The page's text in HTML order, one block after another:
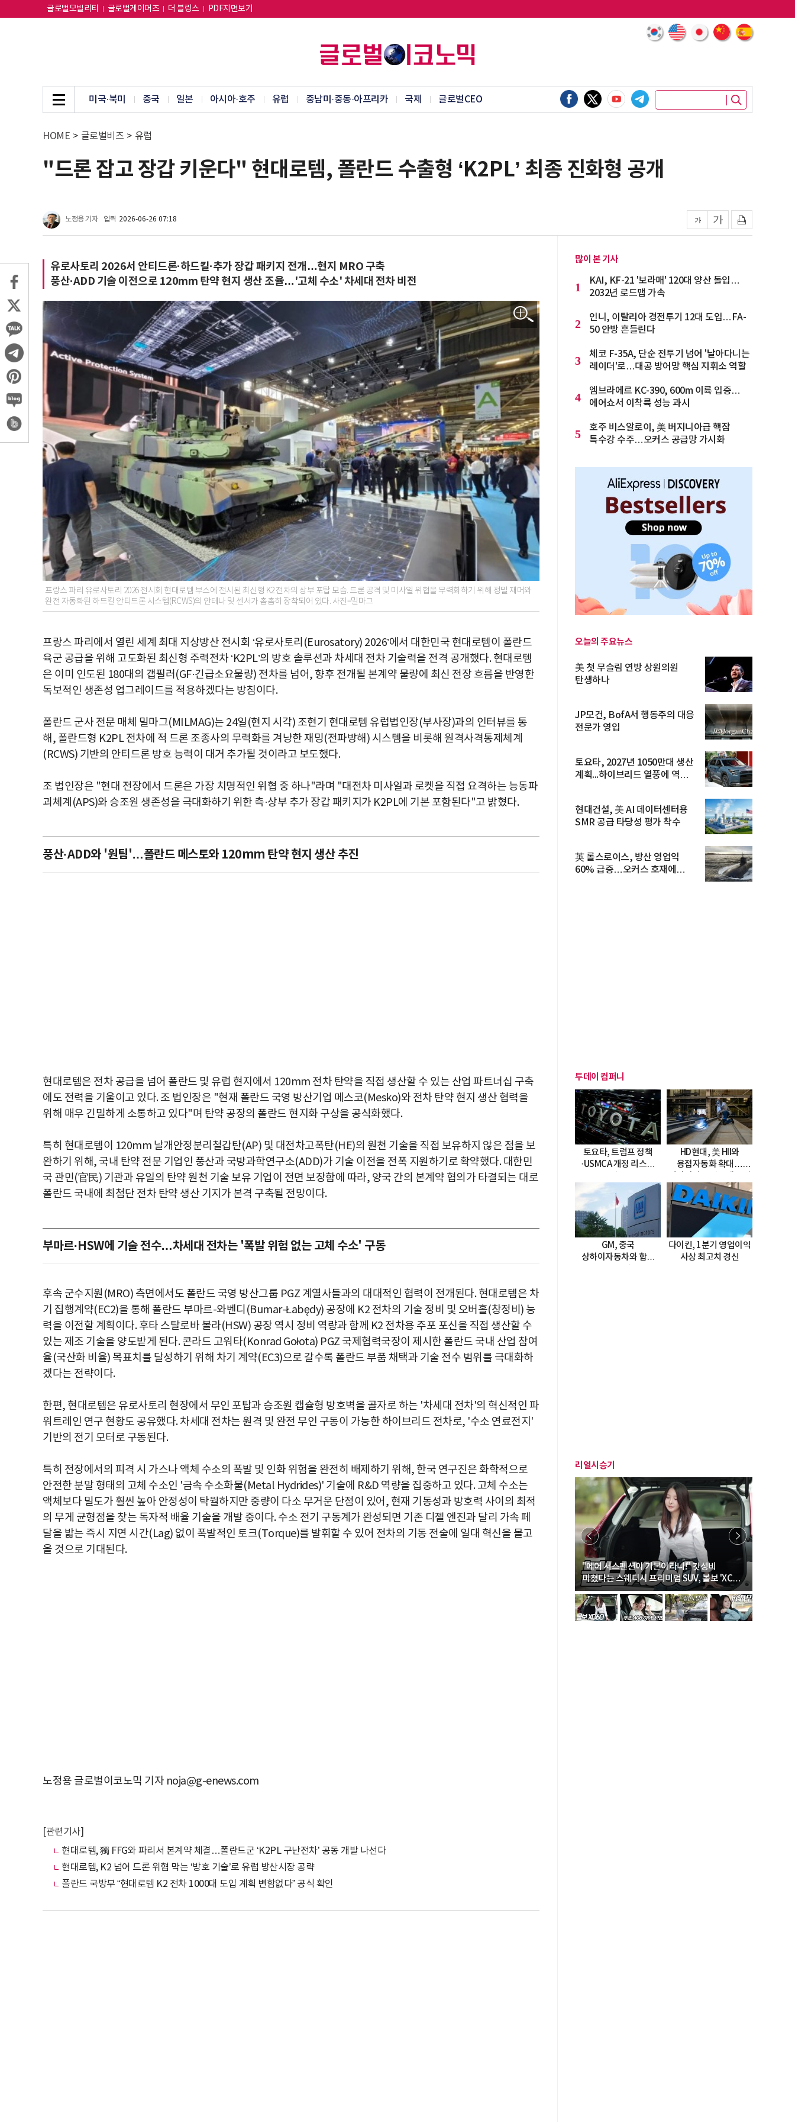
글로벌모빌리티 글로벌게이머즈 더 블링스 PDF지면보기
미국·북미 중국 일본 아시아·호주 유럽 중남미·중동·아프리카 국제 글로벌CEO
HOME > 글로벌비즈 > 유럽
"드론 잡고 장갑 키운다" 현대로템, 폴란드 수출형 ‘K2PL’ 최종 진화형 공개
노정용 기자 입력 2026-06-26 07:18
유로사토리 2026서 안티드론·하드킬·추가 장갑 패키지 전개…현지 MRO 구축
풍산·ADD 기술 이전으로 120mm 탄약 현지 생산 조율…'고체 수소' 차세대 전차 비전
프랑스 파리 유로사토리 2026 전시회 현대로템 부스에 전시된 최신형 K2 전차의 상부 포탑 모습. 드론 공격 및 미사일 위협을 무력화하기 위해 정밀 재머와
완전 자동화된 하드킬 안티드론 시스템(RCWS)의 안테나 및 센서가 촘촘히 장착되어 있다. 사진=밀마그
프랑스 파리에서 열린 세계 최대 지상방산 전시회 ‘유로사토리(Eurosatory) 2026’에서 대한민국 현대로템이 폴란드
육군 공급을 위해 고도화된 최신형 주력전차 ‘K2PL’의 방호 솔루션과 차세대 전차 기술력을 전격 공개했다. 현대로템
은 이미 인도된 180대의 갭필러(GF·긴급소요물량) 전차를 넘어, 향후 전개될 본계약 물량에 최신 전장 흐름을 반영한
독보적인 생존성 업그레이드를 적용하겠다는 방침이다.
폴란드 군사 전문 매체 밀마그(MILMAG)는 24일(현지 시각) 조현기 현대로템 유럽법인장(부사장)과의 인터뷰를 통
해, 폴란드형 K2PL 전차에 적 드론 조종사의 무력화를 겨냥한 재밍(전파방해) 시스템을 비롯해 원격사격통제체계
(RCWS) 기반의 안티드론 방호 능력이 대거 추가될 것이라고 보도했다.
조 법인장은 "현대 전장에서 드론은 가장 치명적인 위협 중 하나"라며 "대전차 미사일과 로켓을 직접 요격하는 능동파
괴체계(APS)와 승조원 생존성을 극대화하기 위한 측·상부 추가 장갑 패키지가 K2PL에 기본 포함된다"고 밝혔다.
풍산·ADD와 '원팀'…폴란드 메스토와 120mm 탄약 현지 생산 추진
현대로템은 전차 공급을 넘어 폴란드 및 유럽 현지에서 120mm 전차 탄약을 직접 생산할 수 있는 산업 파트너십 구축
에도 전력을 기울이고 있다. 조 법인장은 "현재 폴란드 국영 방산기업 메스코(Mesko)와 전차 탄약 현지 생산 협력을
위해 매우 긴밀하게 소통하고 있다"며 탄약 공장의 폴란드 현지화 구상을 공식화했다.
특히 현대로템이 120mm 날개안정분리철갑탄(AP) 및 대전차고폭탄(HE)의 원천 기술을 직접 보유하지 않은 점을 보
완하기 위해, 국내 탄약 전문 기업인 풍산과 국방과학연구소(ADD)가 기술 이전을 전폭 지원하기로 확약했다. 대한민
국 관민(官民) 기관과 유일의 탄약 원천 기술 보유 기업이 전면 보장함에 따라, 양국 간의 본계약 협의가 타결되는 대로
폴란드 국내에 최첨단 전차 탄약 생산 기지가 본격 구축될 전망이다.
부마르·HSW에 기술 전수…차세대 전차는 '폭발 위험 없는 고체 수소' 구동
후속 군수지원(MRO) 측면에서도 폴란드 국영 방산그룹 PGZ 계열사들과의 대대적인 협력이 전개된다. 현대로템은 차
기 집행계약(EC2)을 통해 폴란드 부마르-와벤디(Bumar-Łabędy) 공장에 K2 전차의 기술 정비 및 오버홀(창정비) 능
력을 이전할 계획이다. 후타 스탈로바 볼라(HSW) 공장 역시 정비 역량과 함께 K2 전차용 주포 포신을 직접 생산할 수
있는 제조 기술을 양도받게 된다. 콘라드 고워타(Konrad Gołota) PGZ 국제협력국장이 제시한 폴란드 국내 산업 참여
율(국산화 비율) 목표치를 달성하기 위해 차기 계약(EC3)으로 갈수록 폴란드 부품 채택과 기술 전수 범위를 극대화하
겠다는 전략이다.
한편, 현대로템은 유로사토리 현장에서 무인 포탑과 승조원 캡슐형 방호벽을 골자로 하는 '차세대 전차'의 혁신적인 파
워트레인 연구 현황도 공유했다. 차세대 전차는 원격 및 완전 무인 구동이 가능한 하이브리드 전차로, '수소 연료전지'
기반의 전기 모터로 구동된다.
특히 전장에서의 피격 시 가스나 액체 수소의 폭발 및 인화 위험을 완전히 배제하기 위해, 한국 연구진은 화학적으로
안전한 분말 형태의 고체 수소인 '금속 수소화물(Metal Hydrides)' 기술에 R&D 역량을 집중하고 있다. 고체 수소는
액체보다 밀도가 훨씬 높아 안정성이 탁월하지만 중량이 다소 무거운 단점이 있어, 현재 기동성과 방호력 사이의 최적
의 무게 균형점을 찾는 독자적 배율 기술을 개발 중이다. 수소 전기 구동계가 완성되면 기존 디젤 엔진과 달리 가속 페
달을 밟는 즉시 지연 시간(Lag) 없이 폭발적인 토크(Torque)를 발휘할 수 있어 전차의 기동 전술에 일대 혁신을 몰고
올 것으로 기대된다.
노정용 글로벌이코노믹 기자 noja@g-enews.com
[관련기사]
현대로템, 獨 FFG와 파리서 본계약 체결…폴란드군 ‘K2PL 구난전차’ 공동 개발 나선다
현대로템, K2 넘어 드론 위협 막는 ‘방호 기술’로 유럽 방산시장 공략
폴란드 국방부 “현대로템 K2 전차 1000대 도입 계획 변함없다” 공식 확인
많이 본 기사
1
KAI, KF-21 '보라매' 120대 양산 돌입…
2032년 로드맵 가속
2
인니, 이탈리아 경전투기 12대 도입…FA-
50 안방 흔들린다
3
체코 F-35A, 단순 전투기 넘어 '날아다니는
레이더'로…대공 방어망 핵심 지휘소 역할
4
엠브라에르 KC-390, 600m 이륙 입증…
에어쇼서 이착륙 성능 과시
5
호주 비스알로이, 美 버지니아급 핵잠
특수강 수주…오커스 공급망 가시화
오늘의 주요뉴스
美 첫 무슬림 연방 상원의원
탄생하나
JP모건, BofA서 행동주의 대응
전문가 영입
토요타, 2027년 1050만대 생산
계획...하이브리드 열풍에 역대
현대건설, 美 AI 데이터센터용
SMR 공급 타당성 평가 착수
英 롤스로이스, 방산 영업익
60% 급증…오커스 호재에
투데이 컴퍼니
토요타, 트럼프 정책
·USMCA 개정 리스크
HD현대, 美 HII와
용접자동화 확대…
도입
GM, 중국
상하이자동차와 합작
다이킨, 1분기 영업이익
사상 최고치 경신
리얼시승기
"에어 서스펜션이 기본이라니!" 갓성비
미쳤다는 스웨디시 프리미엄 SUV, 볼보 'XC60
B5 울트라'